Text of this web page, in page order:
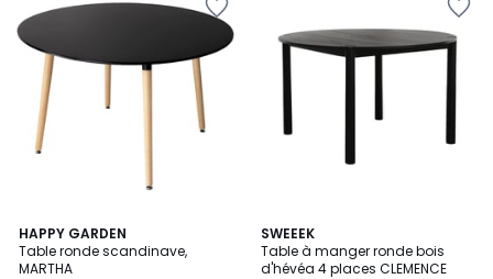
HAPPY GARDEN
Table ronde scandinave,
MARTHA
2
Couleurs
SWEEEK
Table à manger ronde bois
d'hévéa 4 places CLEMENCE
5
/
5